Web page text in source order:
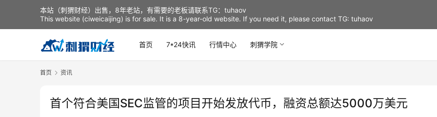
首页 7*24快讯 行情中心 刺猬学院
首页 资讯
首个符合美国SEC监管的项目开始发放代币，融资总额达5000万美元
本站（刺猬财经）出售，8年老站，有需要的老板请联系TG：tuhaov
This website (ciweicaijing) is for sale. It is a 8-year-old website. If you need it, please contact TG: tuhaov